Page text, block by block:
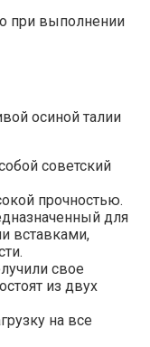
при выполнении
осиной талии
советский
прочностью.
для
вставками,
свое
из двух
на все